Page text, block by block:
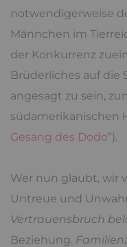
notwendigerweise
Männchen im
der Konkurrenz
Brüderliches auf die
angesagt zu sein,
südamerikanischen
Gesang des Dodo“).
Wer nun glaubt, wir
Untreue und
Vertrauensbruch
Beziehung.